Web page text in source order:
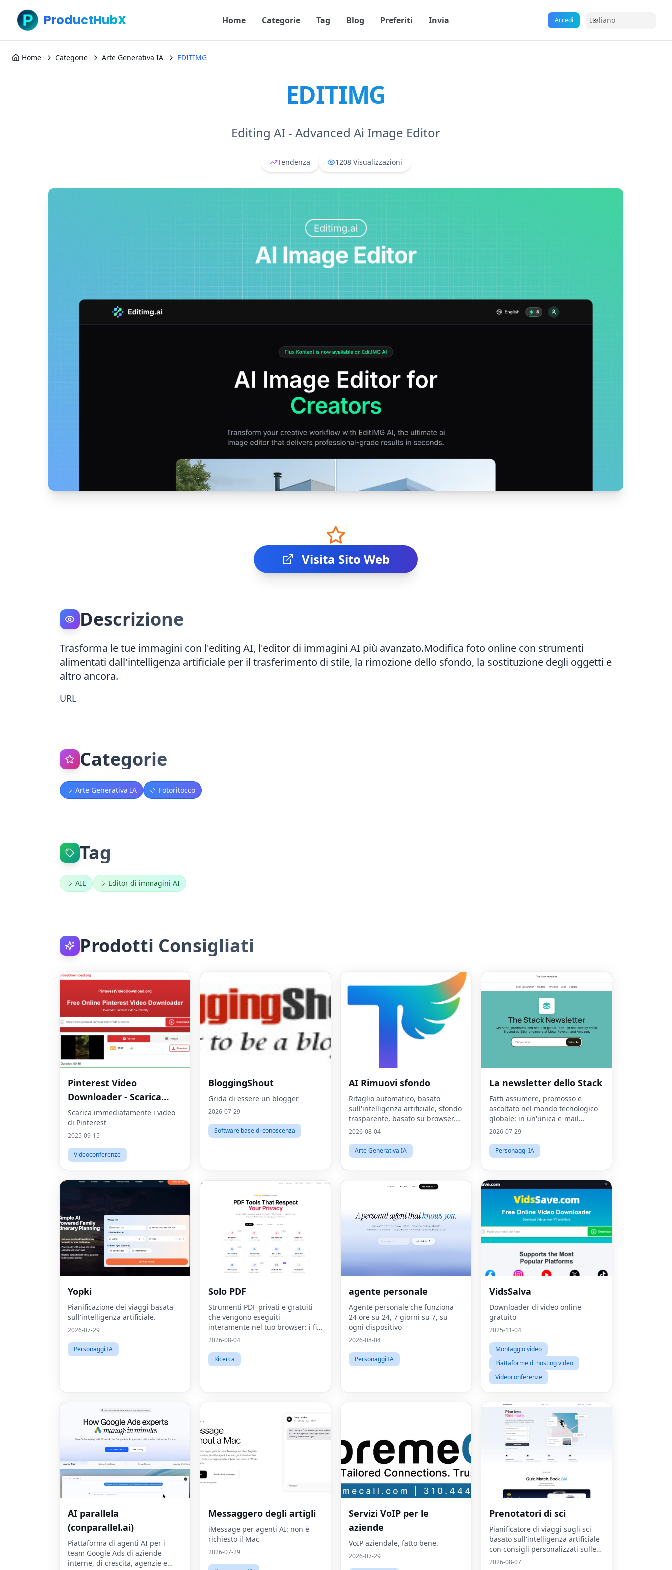
ProductHubX Home Categorie Tag Blog Preferiti Invia Accedi Italiano
Home Categorie Arte Generativa IA EDITIMG
EDITIMG
Editing AI - Advanced Ai Image Editor
Tendenza 1208 Visualizzazioni
Visita Sito Web
Descrizione
Trasforma le tue immagini con l'editing AI, l'editor di immagini AI più avanzato.Modifica foto online con strumenti
alimentati dall'intelligenza artificiale per il trasferimento di stile, la rimozione dello sfondo, la sostituzione degli oggetti e
altro ancora.
URL
Categorie
Arte Generativa IA Fotoritocco
Tag
AIE Editor di immagini AI
Prodotti Consigliati
Pinterest Video
Downloader - Scarica
video HD online
Scarica immediatamente i video
di Pinterest
2025-09-15
Videoconferenze
BloggingShout
Grida di essere un blogger
2026-07-29
Software base di conoscenza
AI Rimuovi sfondo
Ritaglio automatico, basato
sull'intelligenza artificiale, sfondo
trasparente, basato su browser,
online gratuito
2026-08-04
Arte Generativa IA
La newsletter dello Stack
Fatti assumere, promosso e
ascoltato nel mondo tecnologico
globale: in un'unica e-mail
settimanale.Scelto da 45k.
2026-07-29
Personaggi IA
Yopki
Pianificazione dei viaggi basata
sull'intelligenza artificiale.
2026-07-29
Personaggi IA
Solo PDF
Strumenti PDF privati ​​e gratuiti
che vengono eseguiti
interamente nel tuo browser: i file
non lasciano mai il tuo
2026-08-04
Ricerca
agente personale
Agente personale che funziona
24 ore su 24, 7 giorni su 7, su
ogni dispositivo
2026-08-04
Personaggi IA
VidsSalva
Downloader di video online
gratuito
2025-11-04
Montaggio video
Piattaforme di hosting video
Videoconferenze
AI parallela
(conparallel.ai)
Piattaforma di agenti AI per i
team Google Ads di aziende
interne, di crescita, agenzie e
Messaggero degli artigli
iMessage per agenti AI: non è
richiesto il Mac
2026-07-29
Servizi VoIP per le
aziende
VoIP aziendale, fatto bene.
2026-07-29
Prenotatori di sci
Pianificatore di viaggi sugli sci
basato sull'intelligenza artificiale
con consigli personalizzati sulle
località e generatore di pacchetti
2026-08-07